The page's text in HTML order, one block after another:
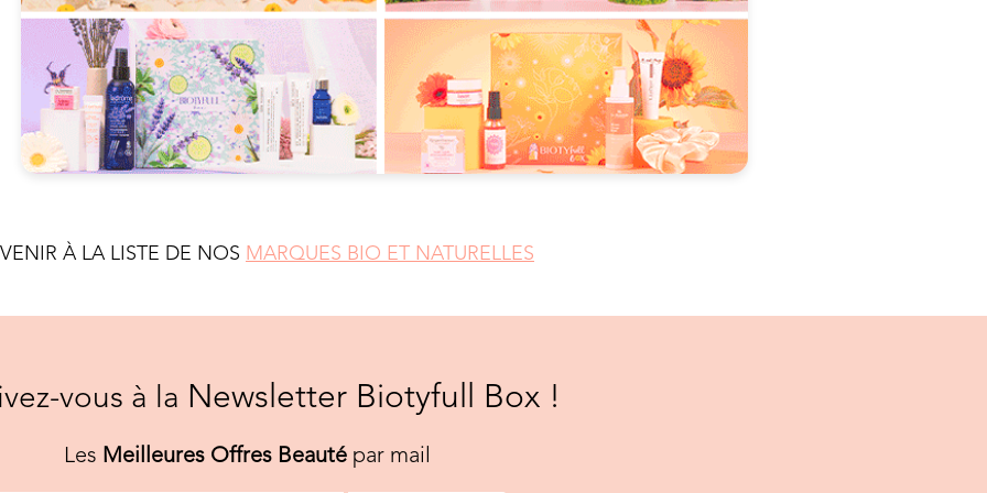
À LA LISTE DE NOS MARQUES BIO ET NATURELLES
vous à la Newsletter Biotyfull Box !
Les Meilleures Offres Beautépar mail